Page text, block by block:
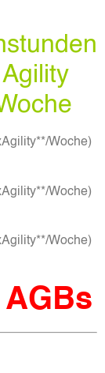
Woche)
Woche)
Woche)
AGBs